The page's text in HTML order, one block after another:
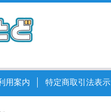
用案内 特定商取引法表示